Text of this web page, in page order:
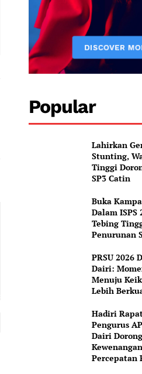
Popular
Lahirkan
Stunting,
Tinggi
SP3 Catin
Buka
Dalam ISPS
Tebing
Penurunan
PRSU 2026
Dairi:
Menuju
Lebih
Hadiri
Pengurus
Dairi
Percepatan